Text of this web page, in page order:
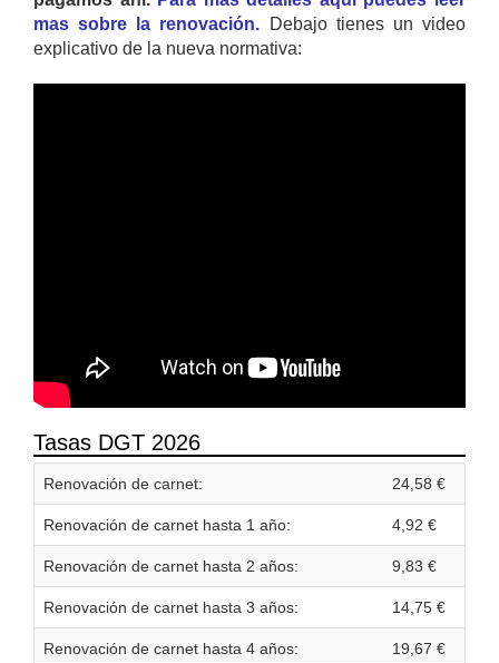
mas sobre la renovación. Debajo tienes un video
explicativo de la nueva normativa:
Tasas DGT 2026
Renovación de carnet: 24,58 €
Renovación de carnet hasta 1 año: 4,92 €
Renovación de carnet hasta 2 años: 9,83 €
Renovación de carnet hasta 3 años: 14,75 €
Renovación de carnet hasta 4 años: 19,67 €